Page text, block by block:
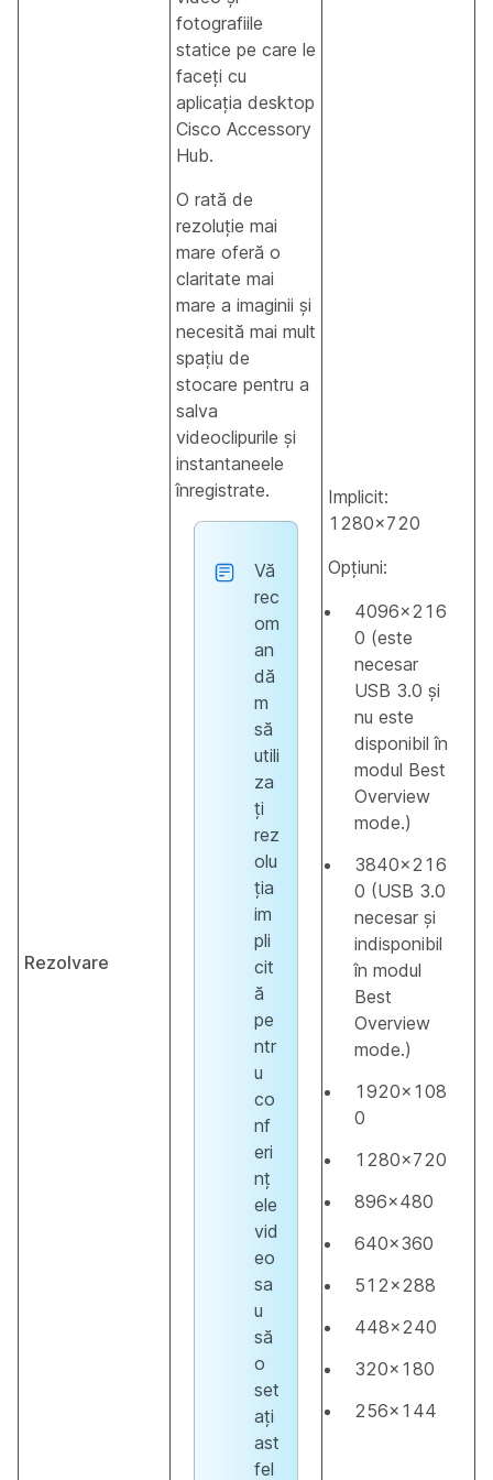
Rezolvare
fotografiile
statice pe care le
faceți cu
aplicația desktop
Cisco Accessory
Hub.
O rată de
rezoluție mai
mare oferă o
claritate mai
mare a imaginii și
necesită mai mult
spațiu de
stocare pentru a
salva
videoclipurile și
instantaneele
înregistrate.
Vă
rec
om
an
dă
m
să
utili
za
ți
rez
olu
ția
im
pli
cit
ă
pe
ntr
u
co
nf
eri
nț
ele
vid
eo
sa
u
să
o
set
ați
ast
fel
Implicit:
1280x720
Opţiuni:
4096x216
0 (este
necesar
USB 3.0 și
nu este
disponibil în
modul Best
Overview
mode.)
3840x216
0 (USB 3.0
necesar și
indisponibil
în modul
Best
Overview
mode.)
1920x108
0
1280x720
896x480
640x360
512x288
448x240
320x180
256x144